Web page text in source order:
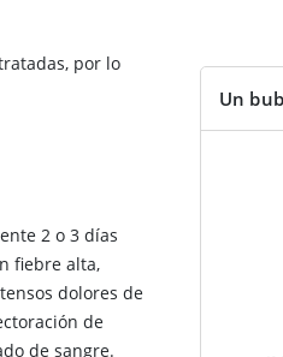
Un
por lo
2 o 3 días
fiebre alta,
dolores de
de
de sangre.